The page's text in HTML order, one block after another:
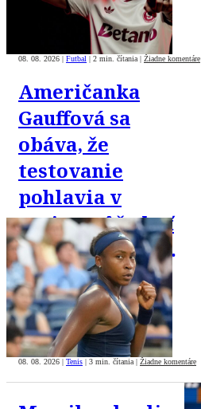
08. 08. 2026 | Futbal | 2 min. čítania | Žiadne komentáre
Američanka
Gauffová sa
obáva, že
testovanie
pohlavia v
tenise môže byť
zneužité proti
trans komunite
08. 08. 2026 Tenis 3 min. čítania Žiadne komentáre